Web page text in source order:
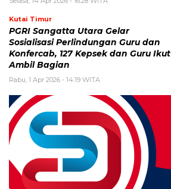
Kutai Timur
PGRI Sangatta Utara Gelar
Sosialisasi Perlindungan Guru dan
Konfercab, 127 Kepsek dan Guru Ikut
Ambil Bagian
Rabu, 1 Apr 2026 - 14:19 WITA